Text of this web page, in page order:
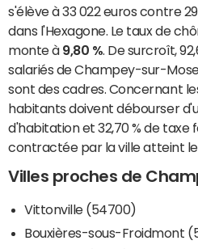
s'élève à 33 022 euros contre
dans l'Hexagone. Le taux de
monte à 9,80 %. De surcroît,
salariés de Champey-sur-
sont des cadres. Concernant
habitants doivent débourser
d'habitation et 32,70 % de taxe
contractée par la ville atteint
Villes proches de
Vittonville (54700)
Bouxières-sous-Froidmont